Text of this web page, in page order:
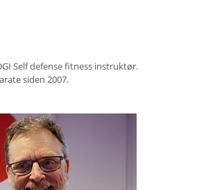
Self defense fitness instruktør.
siden 2007.